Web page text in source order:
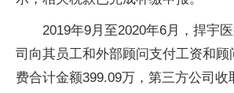
2019年9月至2020年6月，捍宇
司向其员工和外部顾问支付工资和顾
费合计金额399.09万，第三方公司收